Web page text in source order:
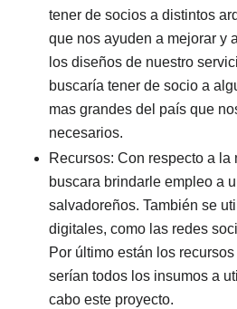
tener de socios a distintos
que nos ayuden a mejorar y
los diseños de nuestro
buscaría tener de socio a
mas grandes del país que
necesarios.
Recursos: Con respecto a la
buscara brindarle empleo a
salvadoreños. También se
digitales, como las redes
Por último están los
serían todos los insumos a
cabo este proyecto.